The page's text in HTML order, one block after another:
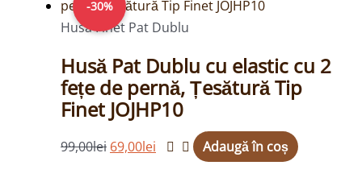
-30%
Husa Finet Pat Dublu
Husă Pat Dublu cu elastic cu 2
fețe de pernă, Țesătură Tip
Finet JOJHP10
99,00lei
inițial
a
99,00lei.
69,00lei
curent
este:
Adaugă în coș